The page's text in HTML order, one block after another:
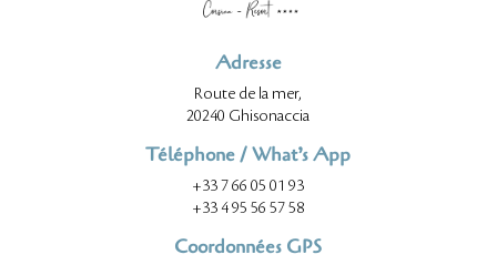
Adresse
Route de la mer,
20240 Ghisonaccia
Téléphone / What’s App
+33 7 66 05 01 93
+33 4 95 56 57 58
Coordonnées GPS